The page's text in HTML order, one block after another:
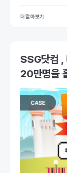
더 알아보기
SSG닷컴 ,
20만명을